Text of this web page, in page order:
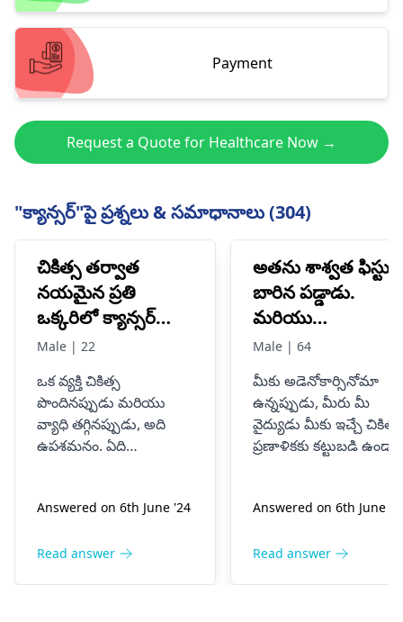
Payment
Request a Quote for Healthcare Now →
"క్యాన్సర్"పై ప్రశ్నలు & సమాధానాలు (304)
చికిత్స తర్వాత
నయమైన ప్రతి
ఒక్కరిలో క్యాన్సర్
తిరిగి వస్తుందా?
Male | 22
ఒక వ్యక్తి చికిత్స
పొందినప్పుడు మరియు
వ్యాధి తగ్గినప్పుడు, అది
ఉపశమనం. ఏది
పునరావృతమయ్యే
ఒకరికి ఏ రకమైన
Answered on 6th June '24
Read answer
అతను శాశ్వత
బారిన పడ్డాడు.
మరియు
సంవత్సరాలుగా,
అతనికి దాదాపు 9
శస్త్రచికిత్సలు
జరిగాయి. మరియు 1
మరియు సగం
ఫలితం సాధారణమని
చెప్పారు. కానీ
Male | 64
మీకు అడెనోకార్సినోమా
ఉన్నప్పుడు, మీరు మీ
వైద్యుడు మీకు ఇచ్చే చికిత్స
ప్రణాళికకు కట్టుబడి
ఉపయోగిస్తారు. చికిత్స
అనుసరించడానికి
Answered on 6th June
Read answer